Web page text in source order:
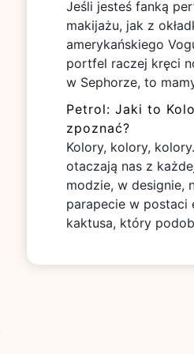
Jeśli jesteś fanką
makijażu, jak z
amerykańskiego
portfel raczej kręci
w Sephorze, to
Petrol: Jaki to
zpoznać?
Kolory, kolory,
otaczają nas z
modzie, w designie,
parapecie w postaci
kaktusa, który